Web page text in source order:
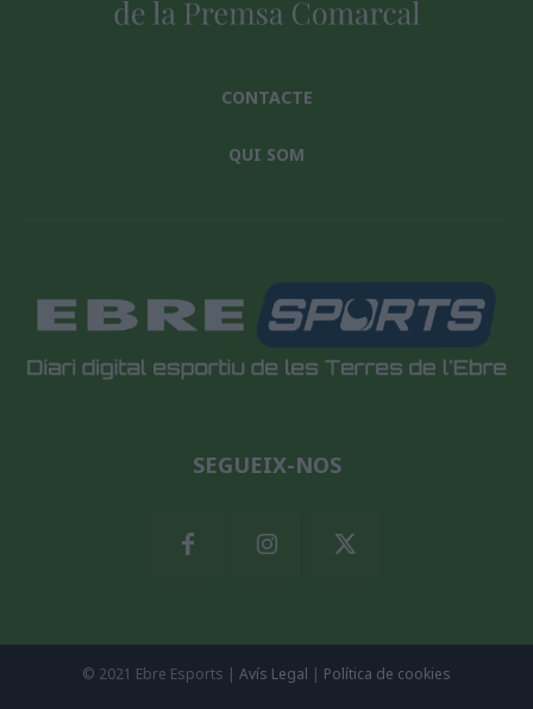
CONTACTE
QUI SOM
SEGUEIX-NOS
© 2021 Ebre Esports | Avís Legal | Política de cookies